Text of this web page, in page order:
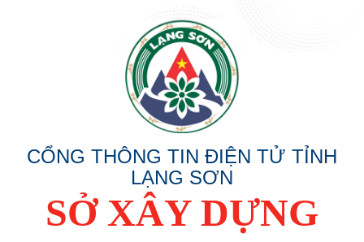
CỔNG THÔNG TIN ĐIỆN TỬ TỈNH
LẠNG SƠN
SỞ XÂY DỰNG